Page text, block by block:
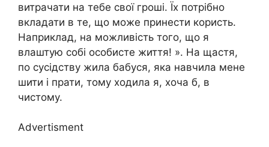
витрачати на тебе свої гроші. Їх потрібно
вкладати в те, що може принести користь.
Наприклад, на можливість того, що я
влаштую собі особисте життя! ». На щастя,
по сусідству жила бабуся, яка навчила мене
шити і прати, тому ходила я, хоча б, в
чистому.
Advertisment